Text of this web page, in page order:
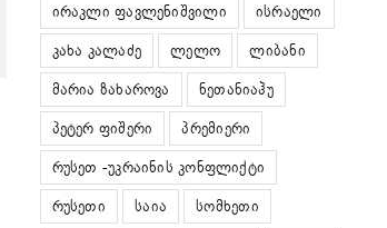
ირაკლი ფავლენიშვილი
ისრაელი
კახა კალაძე
ლელო
ლიბანი
მარია ზახაროვა
ნეთანიაჰუ
პეტერ ფიშერი
პრემიერი
რუსეთ -უკრაინის კონფლიქტი
რუსეთი
საია
სომხეთი